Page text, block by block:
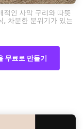
적인 사막 구리와 따뜻
, 차분한 분위기가 있는
무료로 만들기